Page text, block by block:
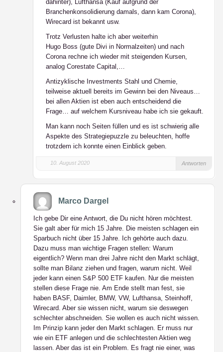
dahinter), Lufthansa (Kauf aufgrund der
Branchenkonsolidierung damals, dann kam Corona),
Wirecard ist bekannt usw.
Trotz Verlusten halte ich aber weiterhin
Hugo Boss (gute Divi in Normalzeiten) und nach
Corona rechne ich wieder mit steigenden Kursen,
analog Corestate Capital,…
Antizyklische Investments Stahl und Chemie,
teilweise aktuell bereits im Gewinn bei den Niveaus…
bei allen Aktien ist eben auch entscheidend die
Frage… auf welchem Kursniveau habe ich sie gekauft.
Man kann noch Seiten füllen und es ist schwierig alle
Aspekte des Strategiepuzzle zu beleuchten, hoffe
trotzdem ich konnte einen Einblick geben.
10. August 2020 Antworten
Marco Dargel
Ich gebe Dir eine Antwort, die Du nicht hören möchtest.
Sie galt aber für mich 15 Jahre. Die meisten schlagen ein
Sparbuch nicht über 15 Jahre. Ich gehörte auch dazu.
Dazu muss man wichtige Fragen stellen: Warum
eigentlich? Wenn man drei Jahre nicht den Markt schlägt,
sollte man Bilanz ziehen und fragen, warum nicht. Weil
jeder kann einen S&P 500 ETF kaufen. Nur die meisten
stellen diese Frage nie. Am Ende stellt man fest, sie
haben BASF, Daimler, BMW, VW, Lufthansa, Steinhoff,
Wirecard. Aber sie wissen nicht, warum sie deswegen
schlechter abschneiden. Sie wollen es auch nicht wissen.
Im Prinzip kann jeder den Markt schlagen. Er muss nur
wie ein ETF anlegen und die schlechtesten Aktien weg
lassen. Aber das ist ein Problem. Es fragt nie einer, was